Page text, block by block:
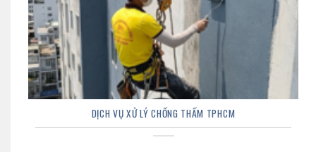
DỊCH VỤ XỬ LÝ CHỐNG THẤM TPHCM